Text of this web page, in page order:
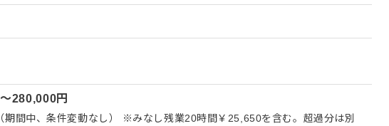
のフィールドもあります。 【具体的には…】 ・工房、ラボの清
ームやフルーツの下ごしらえ全般 ・スイーツ製造全般（生地づくり、成
在庫管理 など 入社後はスキルに合わせた業務からお任せ
仕事の幅を広げていきましょう。成長をサポートする体制もあり、経験に関
ートできる環境です。製造スキルをしっかり身につけたら、マネジメント
ップも可能ですし、店舗運営のノウハウも学べるので独り立ちも目指せま
280,000円
間中、条件変動なし） ※みなし残業20時間￥25,650を含む。超過分は別